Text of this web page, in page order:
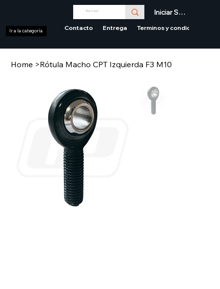
Iniciar Sesión
Contacto Entrega Terminos y condiciones
Ir a la categoría
Home >Rótula Macho CPT Izquierda F3 M10